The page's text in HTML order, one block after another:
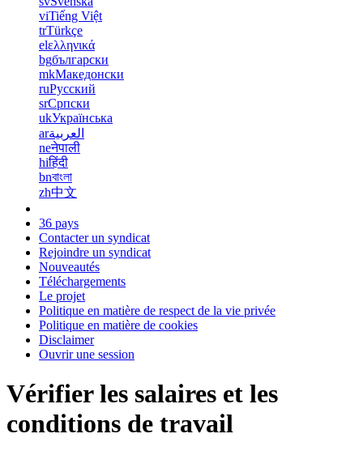
viTiếng Việt
trTürkçe
elελληνικά
bgбългарски
mkМакедонски
ruРусский
srСрпски
ukУкраїнська
arالعربية
neनेपाली
hiहिंदी
bnবাংলা
zh中文
36 pays
Contacter un syndicat
Rejoindre un syndicat
Nouveautés
Téléchargements
Le projet
Politique en matière de respect de la vie privée
Politique en matière de cookies
Disclaimer
Ouvrir une session
Vérifier les salaires et les
conditions de travail